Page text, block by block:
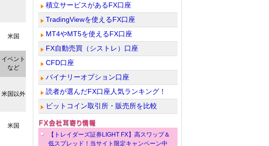
米国
イベント
など
米国以外
米国
積立サービスがあるFX口座
TradingViewを使えるFX口座
MT4やMT5を使えるFX口座
FX自動売買（シストレ）口座
CFD口座
バイナリーオプション口座
読者が選んだFX口座人気ランキング！
ビットコイン取引所・販売所を比較
【トレイダーズ証券LIGHT FX】高スワップ＆
低スプレッド！当サイト限定キャンペーン中